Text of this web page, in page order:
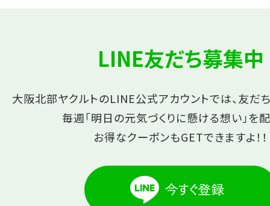
LINE友だち募集中
大阪北部ヤクルトのLINE公式アカウントでは、友だ
毎週「明日の元気づくりに懸ける想い」を
お得なクーポンもGETできますよ！！